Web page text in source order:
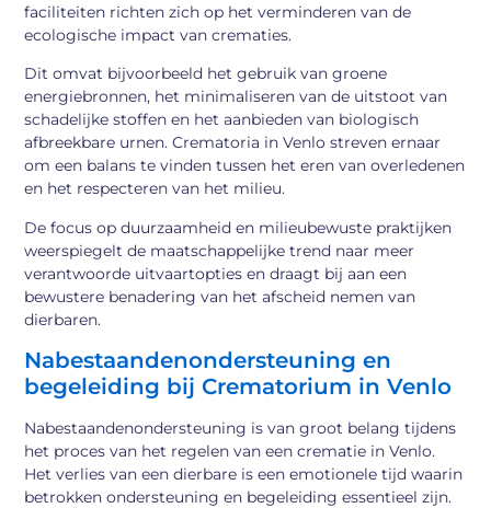
faciliteiten richten zich op het verminderen van de
ecologische impact van crematies.
Dit omvat bijvoorbeeld het gebruik van groene
energiebronnen, het minimaliseren van de uitstoot van
schadelijke stoffen en het aanbieden van biologisch
afbreekbare urnen. Crematoria in Venlo streven ernaar
om een balans te vinden tussen het eren van overledenen
en het respecteren van het milieu.
De focus op duurzaamheid en milieubewuste praktijken
weerspiegelt de maatschappelijke trend naar meer
verantwoorde uitvaartopties en draagt bij aan een
bewustere benadering van het afscheid nemen van
dierbaren.
Nabestaandenondersteuning en
begeleiding bij Crematorium in Venlo
Nabestaandenondersteuning is van groot belang tijdens
het proces van het regelen van een crematie in Venlo.
Het verlies van een dierbare is een emotionele tijd waarin
betrokken ondersteuning en begeleiding essentieel zijn.